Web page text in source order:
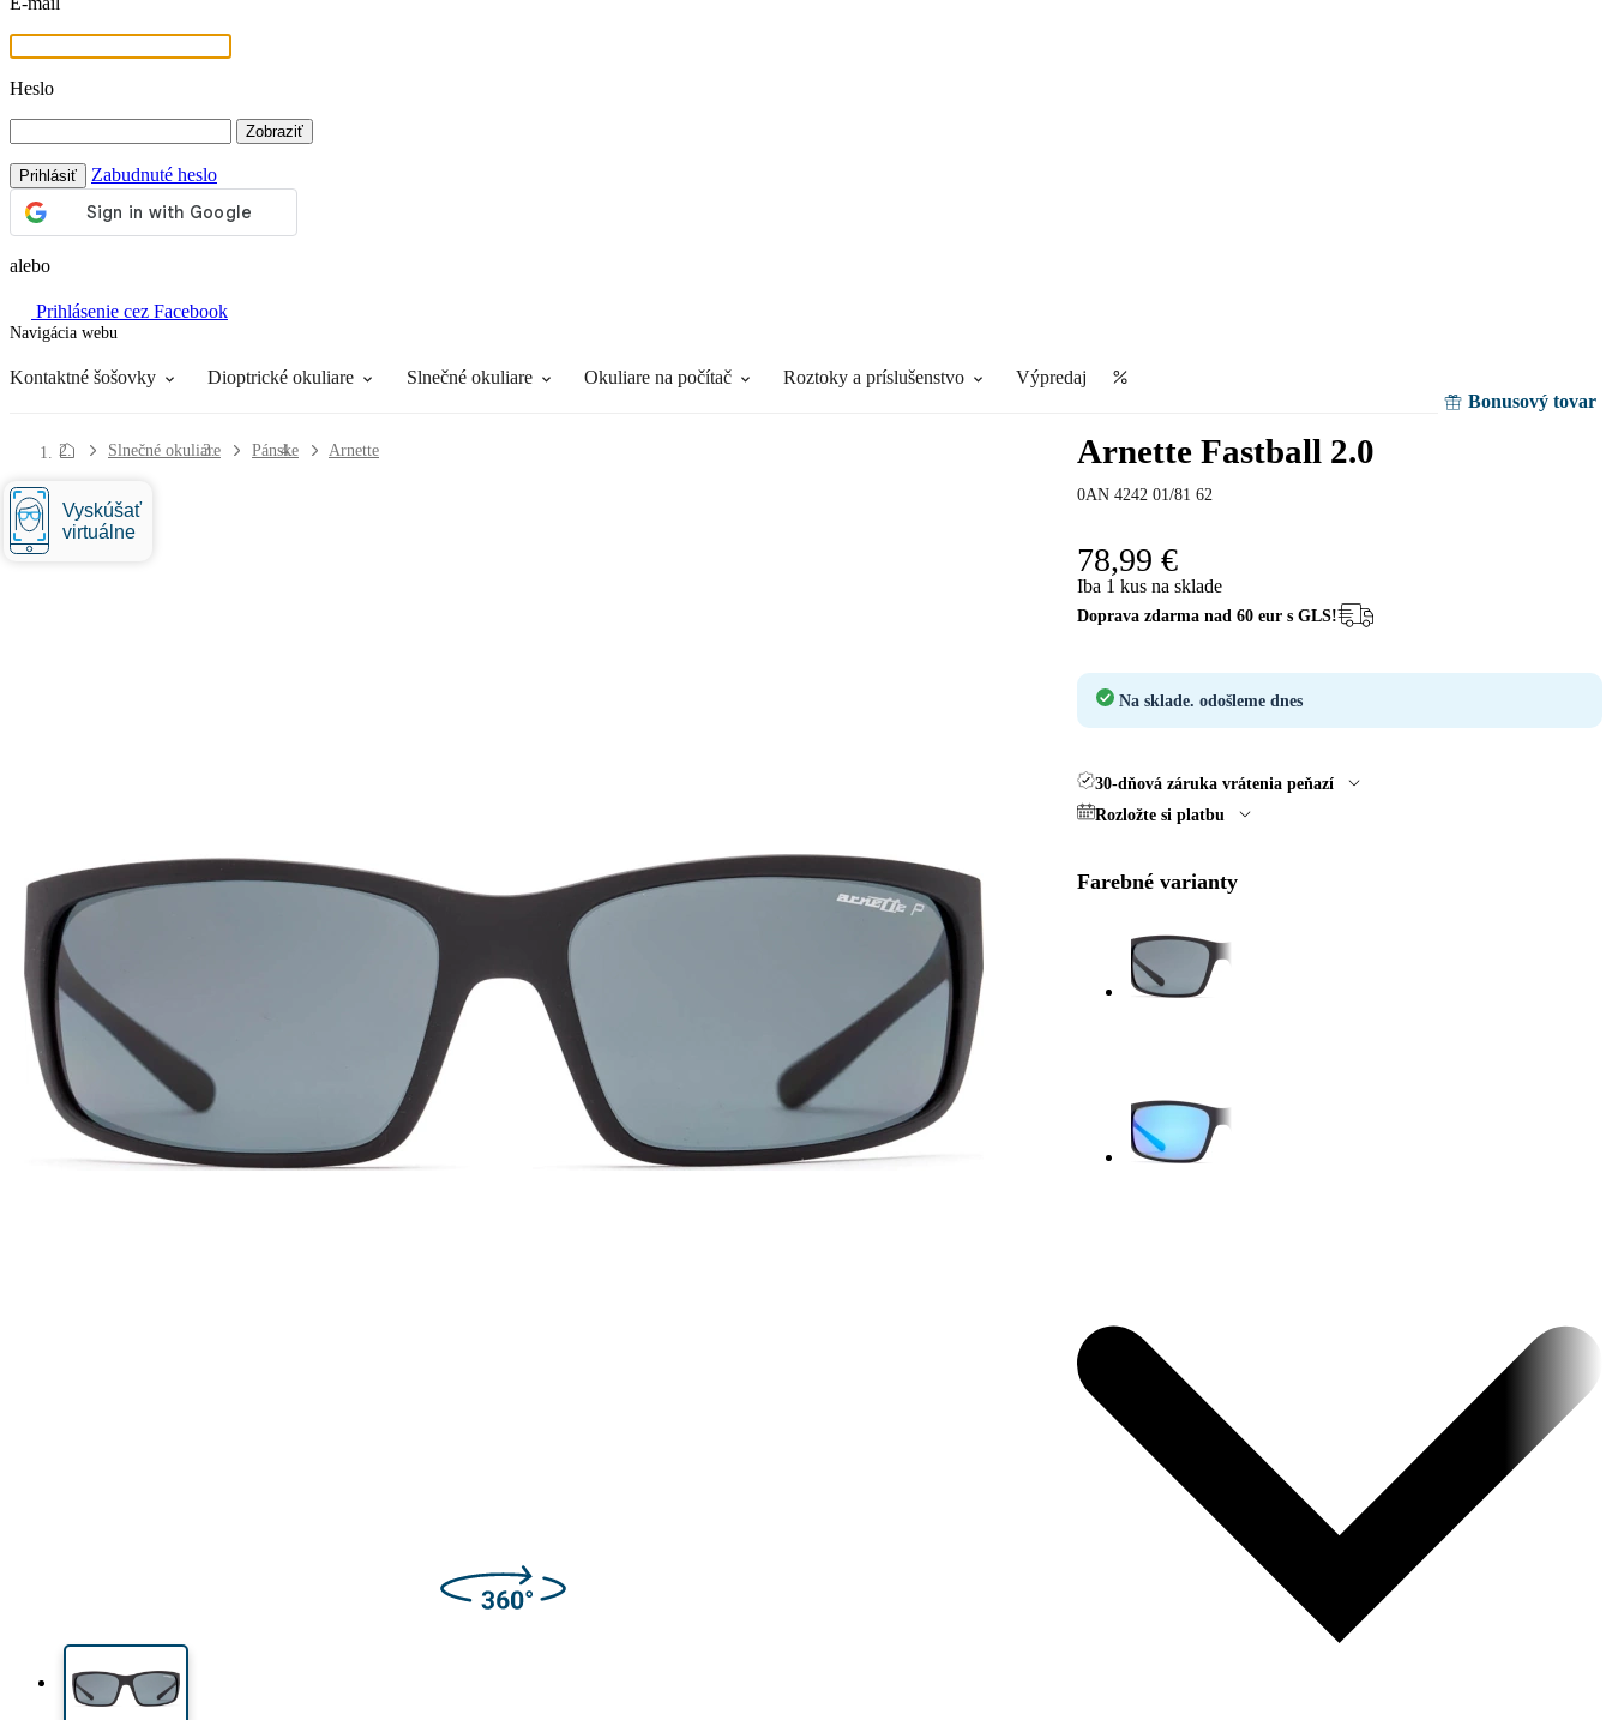
Heslo
Zobraziť
Prihlásiť Zabudnuté heslo
alebo
Prihlásenie cez Facebook
Navigácia webu
Kontaktné šošovky
Roztoky Dioptrické okuliare Slnečné okuliare Okuliare na počítač Roztoky a príslušenstvo
výpredaj
Bonusový tovar
Všetko o nákupe
Arnette Fastball 2.0
0AN 4242 01/81 62
Slnečné okuliare Pánske Arnette
Výška očnice
62 mm
Šírka očnice
16 mm
Vyskúšať
virtuálne
78,99 €
Iba 1 kus na sklade
Doprava zdarma nad 60 eur s GLS!
Na sklade. odošleme dnes
30-dňová záruka vrátenia peňazí
Rozložte si platbu
Farebné varianty